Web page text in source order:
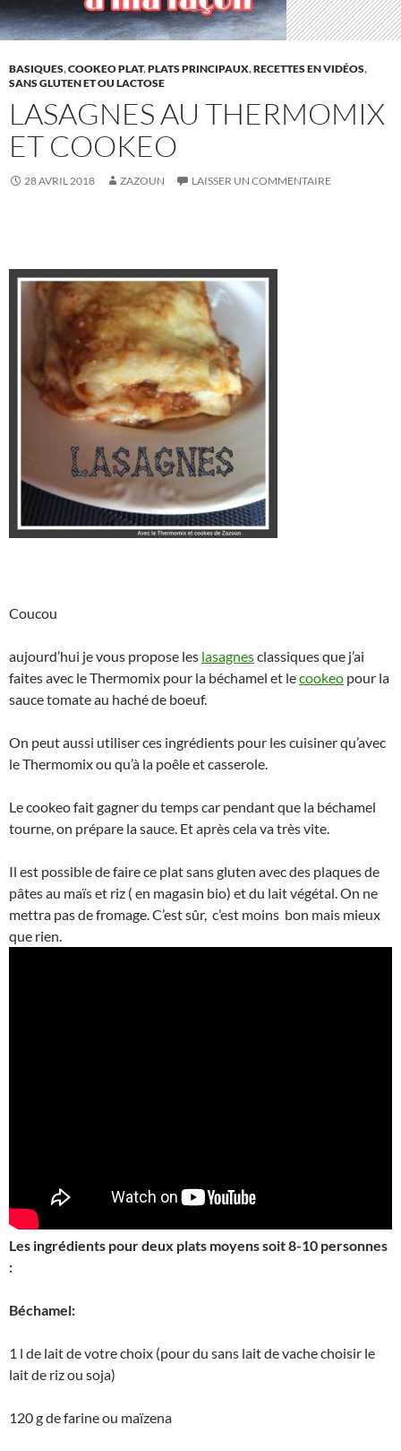
BASIQUES,COOKEO PLAT,PLATS PRINCIPAUX,RECETTES EN VIDÉOS,
SANS GLUTEN ET OU LACTOSE
LASAGNES AU THERMOMIX
ET COOKEO
28 AVRIL 2018 ZAZOUN LAISSER UN COMMENTAIRE
Coucou
aujourd’hui je vous propose les lasagnesclassiques que j’ai
faites avec le Thermomix pour la béchamel et lecookeo pour la
sauce tomate au haché de boeuf.
On peut aussi utiliser ces ingrédients pour les cuisiner qu’avec
le Thermomix ou qu’à la poêle et casserole.
Le cookeo fait gagner du temps car pendant que la béchamel
tourne, on prépare la sauce. Et après cela va très vite.
Il est possible de faire ce plat sans gluten avec des plaques de
pâtes au maïs et riz ( en magasin bio) et du lait végétal. On ne
mettra pas de fromage. C’est sûr, c’est moins bon mais mieux
que rien.
Les ingrédients pour deux plats moyens soit 8-10 personnes
:
Béchamel:
1 l de lait de votre choix (pour du sans lait de vache choisir le
lait de riz ou soja)
120 g de farine ou maïzena